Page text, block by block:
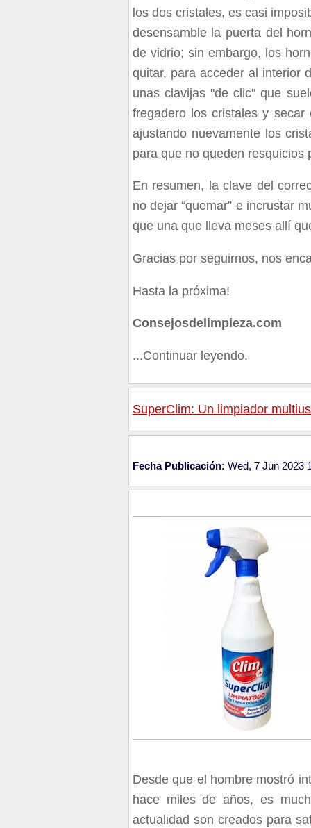
los dos cristales, es casi
desensamble la puerta del
de vidrio; sin embargo, los
quitar, para acceder al interior
unas clavijas "de clic" que
fregadero los cristales y
ajustando nuevamente los
para que no queden resquicios
En resumen, la clave del
no dejar “quemar” e incrustar
que una que lleva meses allí
Gracias por seguirnos, nos
Hasta la próxima!
Consejosdelimpieza.com
...Continuar leyendo.
SuperClim: Un limpiador
Fecha Publicación: Wed, 7 Jun 2023
Desde que el hombre mostró
hace miles de años,es
actualidad son creados para